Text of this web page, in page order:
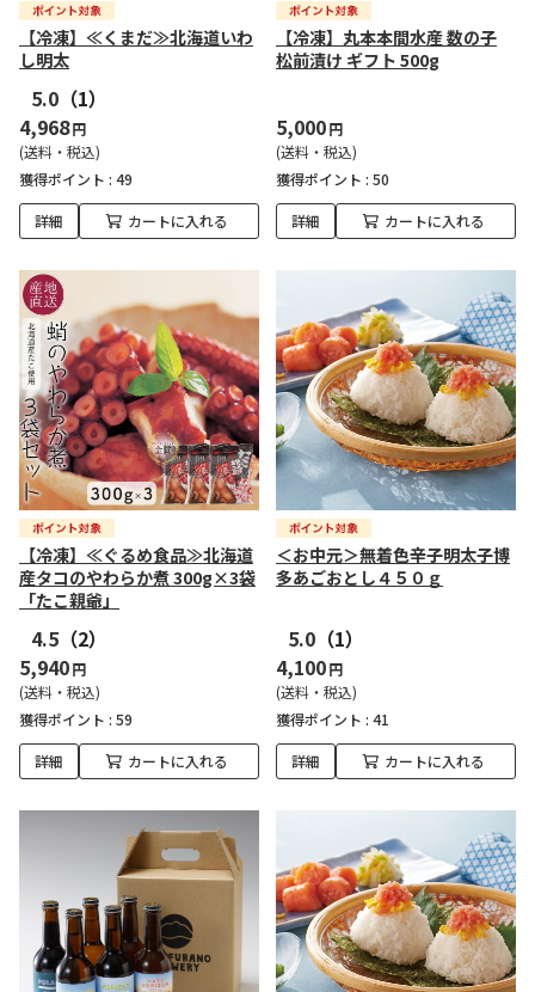
【冷凍】≪くまだ≫北海道いわ
し明太
5.0 （1）
4,968円
(送料・税込)
獲得ポイント : 49
詳細 カートに入れる
【冷凍】丸本本間水産 数の子
松前漬け ギフト 500g
5,000円
(送料・税込)
獲得ポイント : 50
詳細 カートに入れる
【冷凍】≪ぐるめ食品≫北海道
産タコのやわらか煮 300g×3袋
「たこ親爺」
4.5 （2）
5,940円
(送料・税込)
獲得ポイント : 59
詳細 カートに入れる
＜お中元＞無着色辛子明太子博
多あごおとし４５０ｇ
5.0 （1）
4,100円
(送料・税込)
獲得ポイント : 41
詳細 カートに入れる